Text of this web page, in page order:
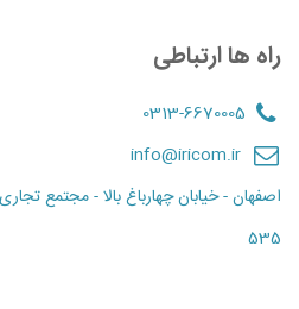
راه ها ارتباطی
0313-6670005
info@iricom.ir
535